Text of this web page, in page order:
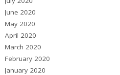
June 2020
May 2020
April 2020
March 2020
February 2020
January 2020